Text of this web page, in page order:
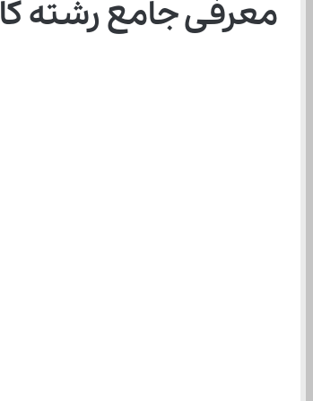
معرفی جامع رشته